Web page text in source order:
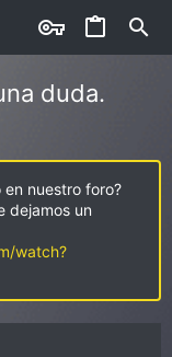
duda.
en nuestro foro?
dejamos un
watch?